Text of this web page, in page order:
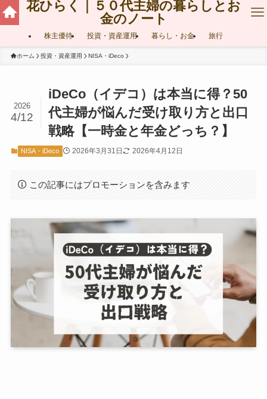
花ひらく｜５０代主婦の暮らしとお
金のノート
株主優待 投資・資産運用 暮らし・お金 旅行
ホーム 投資・資産運用 NISA・iDeco
iDeCo（イデコ）は本当に得？50
代主婦が悩んだ受け取り方と出口
戦略【一時金と年金どっち？】
2026
4/12
NISA・iDeco 2026年3月31日 2026年4月12日
この記事にはプロモーションを含みます